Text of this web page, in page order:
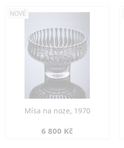
NOVÉ
Mísa na noze, 1970
6 800 Kč